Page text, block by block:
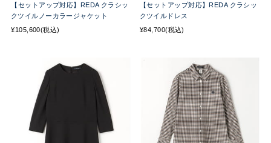
【セットアップ対応】REDA クラシッ
クツイルノーカラージャケット
¥105,600(税込)
【セットアップ対応】REDA クラシッ
クツイルドレス
¥84,700(税込)